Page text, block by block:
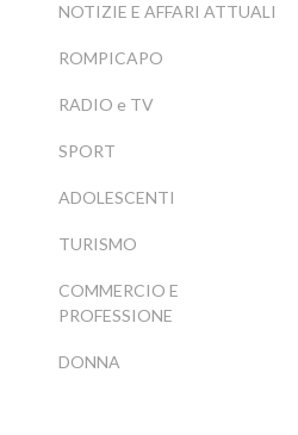
NOTIZIE E AFFARI ATTUALI
ROMPICAPO
RADIO e TV
SPORT
ADOLESCENTI
TURISMO
COMMERCIO E
PROFESSIONE
DONNA